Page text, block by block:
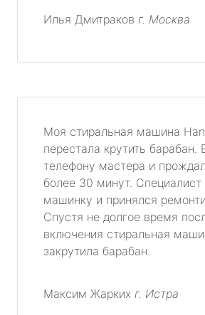
Илья Дмитраков г. Москва
Моя стиральная машина
перестала крутить барабан.
телефону мастера и
более 30 минут. Специалист
машинку и принялся
Спустя не долгое время
включения стиральная
закрутила барабан.
Максим Жарких г. Истра